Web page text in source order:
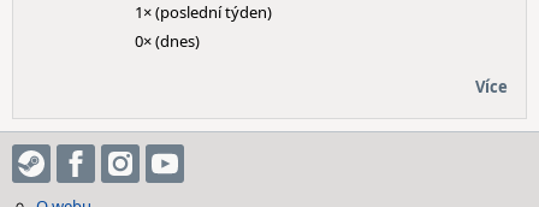
1× (poslední týden)
0× (dnes)
Více